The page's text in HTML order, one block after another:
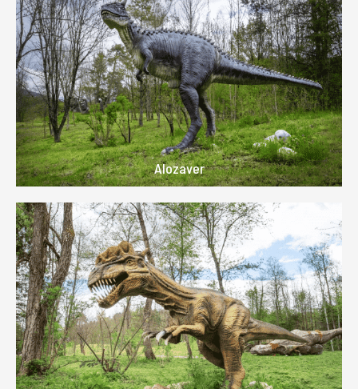
Alozaver